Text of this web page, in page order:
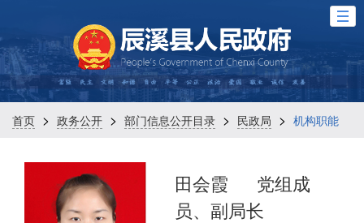
首页 > 政务公开 > 部门信息公开目录 > 民政局 > 机构职能
田会霞
党组成
员、副局长